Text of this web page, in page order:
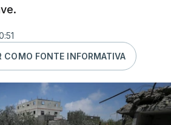
COMO FONTE INFORMATIVA